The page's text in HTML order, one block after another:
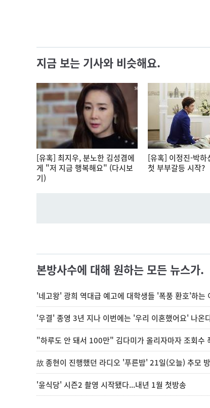
지금 보는 기사와 비슷해요.
[유혹] 최지우, 분노한 김성겸에
게 "저 지금 행복해요" (다시보
기)
[유혹] 이정진-박하
첫 부부갈등 시작?
본방사수에 대해 원하는 모든 뉴스가.
'네고왕' 광희 역대급 예고에 대학생들 '폭풍 환호'하는
'우결' 종영 3년 지나 이번에는 '우리 이혼했어요' 나온
"하루도 안 돼서 100만" 김다미가 올리자마자 조회수
故 종현이 진행했던 라디오 '푸른밤' 21일(오늘) 추모
'윤식당' 시즌2 촬영 시작됐다...내년 1월 첫방송